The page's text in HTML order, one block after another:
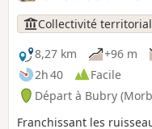
Collectivité
8,27 km
+96 m
2h 40
Facile
Départ à Bubry
Franchissant les